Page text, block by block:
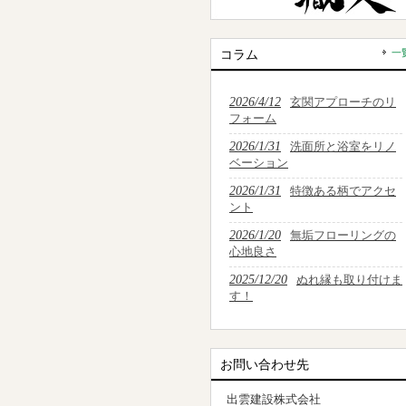
コラム 一
2026/4/12
玄関アプローチのリ
フォーム
2026/1/31
洗面所と浴室をリノ
ベーション
2026/1/31
特徴ある柄でアクセ
ント
2026/1/20
無垢フローリングの
心地良さ
2025/12/20
ぬれ縁も取り付けま
す！
お問い合わせ先
出雲建設株式会社